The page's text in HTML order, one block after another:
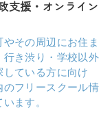
支援・オンライン
その周辺にお住ま
行き渋り・学校以外
ている方に向け
フリースクール情
ます。